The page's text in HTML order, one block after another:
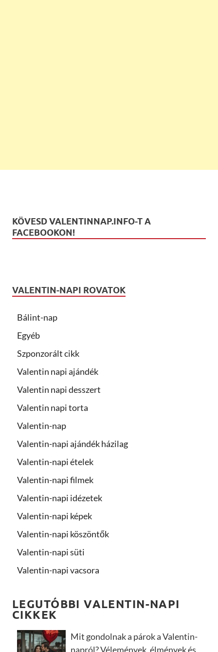
KÖVESD VALENTINNAP.INFO-T A
FACEBOOKON!
VALENTIN-NAPI ROVATOK
Bálint-nap
Egyéb
Szponzorált cikk
Valentin napi ajándék
Valentin napi desszert
Valentin napi torta
Valentin-nap
Valentin-napi ajándék házilag
Valentin-napi ételek
Valentin-napi filmek
Valentin-napi idézetek
Valentin-napi képek
Valentin-napi köszöntők
Valentin-napi süti
Valentin-napi vacsora
LEGUTÓBBI VALENTIN-NAPI
CIKKEK
Mit gondolnak a párok a Valentin-
napról? Vélemények, élmények és